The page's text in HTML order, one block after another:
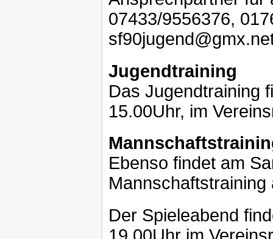
07433/9556376,
Jugendtraining
Das Jugendtraining
15.00Uhr, im
Ebenso findet am
Der Spieleabend
19.00Uhr im